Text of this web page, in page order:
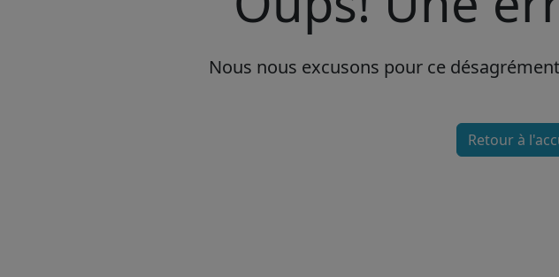
Nous nous excusons pour ce
Retour à